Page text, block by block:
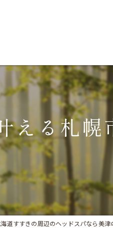
える札
道すすきの周辺のヘッドスパなら美